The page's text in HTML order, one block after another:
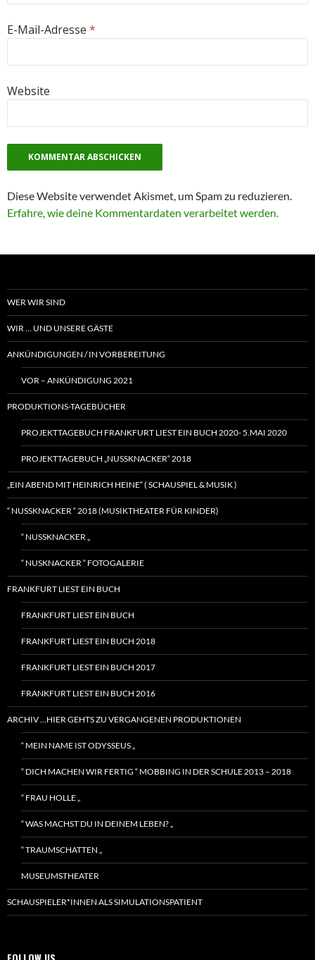
E-Mail-Adresse *
Website
Diese Website verwendet Akismet, um Spam zu reduzieren.
Erfahre, wie deine Kommentardaten verarbeitet werden.
WER WIR SIND
WIR … UND UNSERE GÄSTE
ANKÜNDIGUNGEN / IN VORBEREITUNG
VOR – ANKÜNDIGUNG 2021
PRODUKTIONS-TAGEBÜCHER
PROJEKTTAGEBUCH FRANKFURT LIEST EIN BUCH 2020- 5.MAI 2020
PROJEKTTAGEBUCH „NUSSKNACKER“ 2018
„EIN ABEND MIT HEINRICH HEINE“ ( SCHAUSPIEL & MUSIK )
“ NUSSKNACKER “ 2018 (MUSIKTHEATER FÜR KINDER)
“ NUSSKNACKER „
“ NUSKNACKER “ FOTOGALERIE
FRANKFURT LIEST EIN BUCH
FRANKFURT LIEST EIN BUCH
FRANKFURT LIEST EIN BUCH 2018
FRANKFURT LIEST EIN BUCH 2017
FRANKFURT LIEST EIN BUCH 2016
ARCHIV …HIER GEHTS ZU VERGANGENEN PRODUKTIONEN
“ MEIN NAME IST ODYSSEUS „
“ DICH MACHEN WIR FERTIG “ MOBBING IN DER SCHULE 2013 – 2018
“ FRAU HOLLE „
“ WAS MACHST DU IN DEINEM LEBEN? „
“ TRAUMSCHATTEN „
MUSEUMSTHEATER
SCHAUSPIELER*INNEN ALS SIMULATIONSPATIENT